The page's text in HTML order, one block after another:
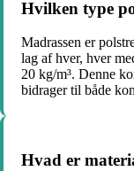
Hvilken type
Madrassen er
lag af hver, hver
20 kg/m³. Denne
bidrager til både
Hvad er